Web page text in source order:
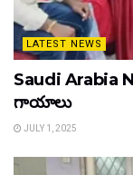
LATEST NEWS
Saudi Arabia
గాయాలు
JULY 1, 2025